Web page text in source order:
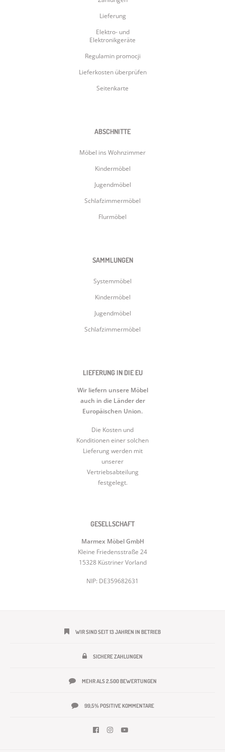
Lieferung
Elektro- und
Elektronikgeräte
Regulamin promocji
Lieferkosten überprüfen
Seitenkarte
ABSCHNITTE
Möbel ins Wohnzimmer
Kindermöbel
Jugendmöbel
Schlafzimmermöbel
Flurmöbel
SAMMLUNGEN
Systemmöbel
Kindermöbel
Jugendmöbel
Schlafzimmermöbel
LIEFERUNG IN DIE EU
Wir liefern unsere Möbel
auch in die Länder der
Europäischen Union.
Die Kosten und
Konditionen einer solchen
Lieferung werden mit
unserer
Vertriebsabteilung
festgelegt.
GESELLSCHAFT
Marmex Möbel GmbH
Kleine Friedensstraße 24
15328 Küstriner Vorland
NIP: DE359682631
WIR SIND SEIT 13 JAHREN IN BETRIEB
SICHERE ZAHLUNGEN
MEHR ALS 2.500 BEWERTUNGEN
99,5% POSITIVE KOMMENTARE